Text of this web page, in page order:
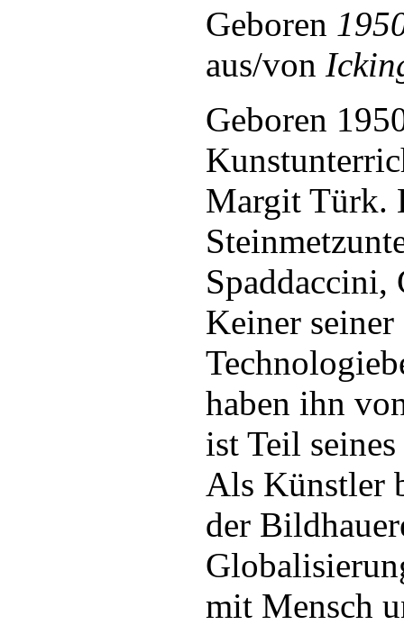
Geboren
aus/von
Geboren
Margit Türk.
Spaddaccini,
Keiner
haben ihn
ist Teil
Als Künstler
der
mit Mensch